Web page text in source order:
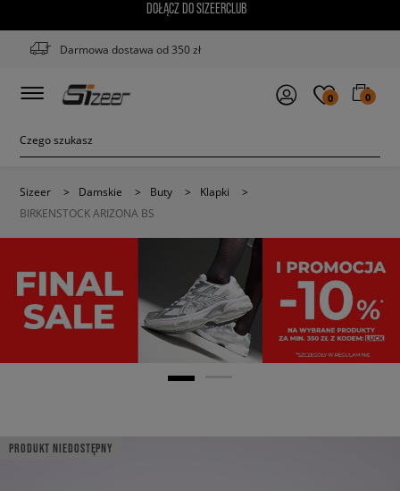
DOŁĄCZ DO SIZEERCLUB
Darmowa dostawa od 350 zł
0 0
Sizeer > Damskie > Buty > Klapki
>
BIRKENSTOCK ARIZONA BS
PRODUKT NIEDOSTĘPNY